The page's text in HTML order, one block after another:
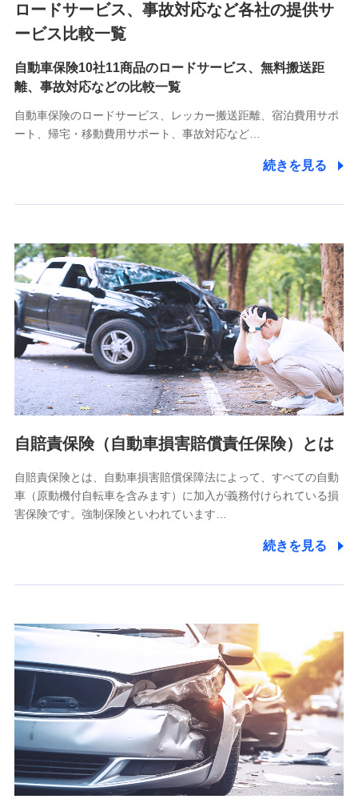
9.お問い合わせ情報
各種お問い合わせに対応するため
10.受託業務の 個人情報
受託業務の遂行およびこれらに準ずる業務の遂行のため
11.マイカー通勤管理クラウド並びに法人向けASPサー
をお送りするため
分析するため
当社の対応品質向上やお問い合わせ内容の正確な把握のため
個人情報保護管理者の職名、連絡先
株式会社ドコモ・インシュアランス 営業部長
〒103-0013 東京都中央区日本橋人形町2-14-10 アーバン
ネット日本橋ビル 3F
株式会社ドコモ・インシュアランス
個人情報の第三者提供について
除き、第三者に提供いたしません。
業務の委託
当社は利用目的の達成に必要な範囲内において個人情報の取
【共同して利用される利用データの項目】
当社又は株式会社NTTドコモがサービス提供等を通じて取得
した、以下の情報などの個人データ
基本情報
氏名、電話番号、メールアドレス、お客さまの識別子、
属性、連絡先、dポイントサービスのご利用に関する情
報。例として、dポイントカード番号、性別、年齢、家族
構成、住所、dポイント残高、dポイント利用履歴などが
含まれます。
ロードサービス、事故対応など各社の提供サ
ービス比較一覧
自動車保険10社11商品のロードサービス、無料搬送距
離、事故対応などの比較一覧
自動車保険のロードサービス、レッカー搬送距離、宿泊費用サポ
ート、帰宅・移動費用サポート、事故対応など…
続きを見る
自賠責保険（自動車損害賠償責任保険）とは
自賠責保険とは、自動車損害賠償保障法によって、すべての自動
車（原動機付自転車を含みます）に加入が義務付けられている損
害保険です。強制保険といわれています…
続きを見る